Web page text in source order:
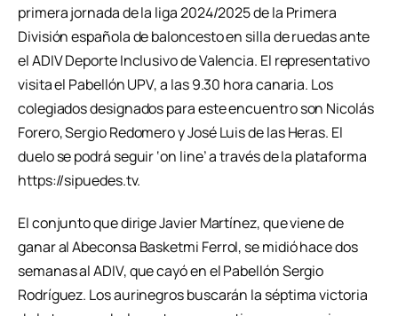
primera jornada de la liga 2024/2025 de la Primera
División española de baloncesto en silla de ruedas ante
el ADIV Deporte Inclusivo de Valencia. El representativo
visita el Pabellón UPV, a las 9.30 hora canaria. Los
colegiados designados para este encuentro son Nicolás
Forero, Sergio Redomero y José Luis de las Heras. El
duelo se podrá seguir ‘on line’ a través de la plataforma
https://sipuedes.tv.
El conjunto que dirige Javier Martínez, que viene de
ganar al Abeconsa Basketmi Ferrol, se midió hace dos
semanas al ADIV, que cayó en el Pabellón Sergio
Rodríguez. Los aurinegros buscarán la séptima victoria